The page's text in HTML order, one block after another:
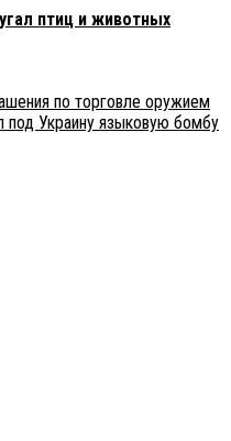
птиц и животных
по торговле оружием
под Украину языковую бомбу